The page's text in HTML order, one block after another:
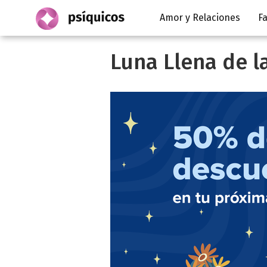
Amor y Relaciones
Luna Llena de